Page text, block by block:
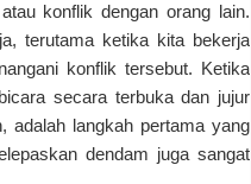
konflik dengan orang lain.
terutama ketika kita bekerja
konflik tersebut. Ketika
secara terbuka dan jujur
adalah langkah pertama yang
dendam juga sangat